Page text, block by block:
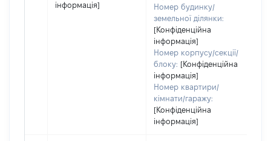
інформація]
Номер будинку/
земельної ділянки:
[Конфіденційна
інформація]
Номер корпусу/секції/
блоку: [Конфіденційна
інформація]
Номер квартири/
кімнати/гаражу:
[Конфіденційна
інформація]